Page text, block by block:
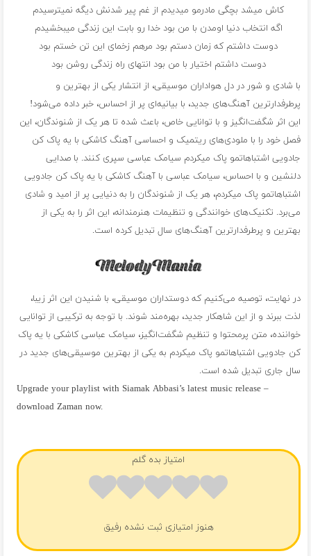
کاش میشد بچگی مادرمو میدیدم از غم پیر شدنش دیگه نمیترسیدم
اگه انتخاب دنیا اومدن با من بود خدا رو بابت این زندگی میبخشیدم
دوست داشتم که زمان دستم بود مرهم زخمای این تن‌ خستم بود
دوست داشتم اختیار با من بود انتهای راه زندگی روشن بود
با شادی و شور در دل هواداران موسیقی، از انتشار یکی از بهترین و
پرطرفدارترین آهنگ‌های جدید، با بیانیه‌ای پر از احساس، خبر داده می‌شود!
این اثر شگفت‌انگیز و با توانایی خاص، باعث شده تا هر یک از شنوندگان، این
فصل خود را با ملودی‌های ریتمیک و احساسی آهنگ کاشکی با یه پاک کن
جادویی اشتباهاتمو پاک میکردم سیامک عباسی سپری کنند. با صدایی
دلنشین و با احساس، سیامک عباسی با آهنگ کاشکی با یه پاک کن جادویی
اشتباهاتمو پاک میکردم، هر یک از شنوندگان را به دنیایی پر از امید و شادی
می‌برد. تکنیک‌های خوانندگی و تنظیمات هنرمندانه، این اثر را به یکی از
بهترین و پرطرفدارترین آهنگ‌های سال تبدیل کرده است.
در نهایت، توصیه می‌کنیم که دوستداران موسیقی، با شنیدن این اثر زیبا،
لذت ببرند و از این شاهکار جدید، بهره‌مند شوند. با توجه به ترکیبی از توانایی
خواننده، متن پرمحتوا و تنظیم شگفت‌انگیز، سیامک عباسی کاشکی با یه پاک
کن جادویی اشتباهاتمو پاک میکردم به یکی از بهترین موسیقی‌های جدید در
سال جاری تبدیل شده است.
Upgrade your playlist with Siamak Abbasi’s latest music release –
download Zaman now.
امتیاز بده گلم
هنوز امتیازی ثبت نشده رفیق